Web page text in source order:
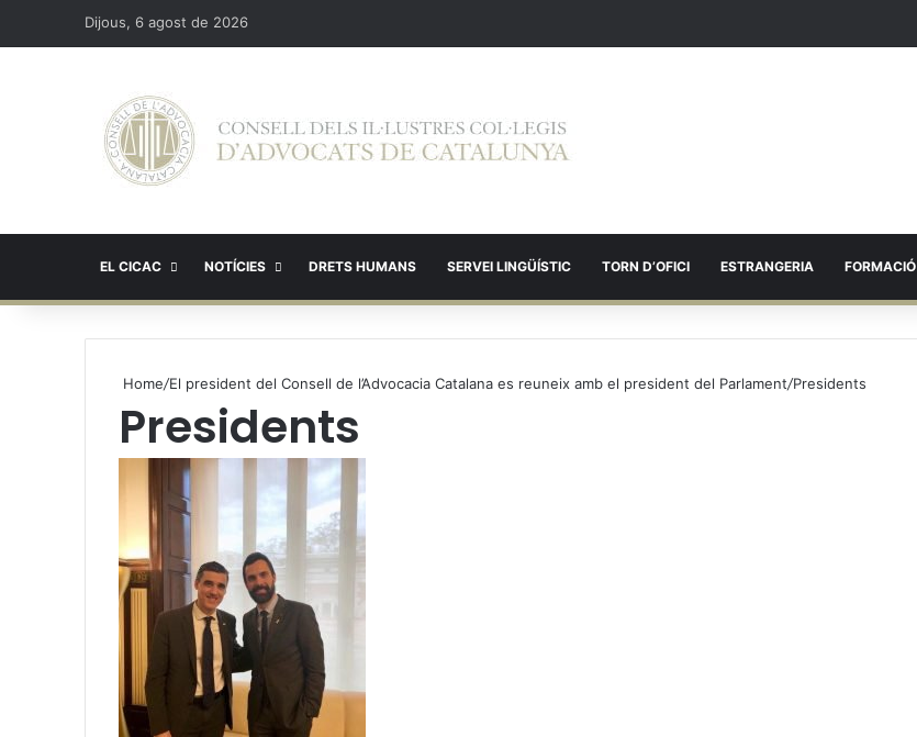
Dijous, 6 agost de 2026
EL CICAC NOTÍCIES DRETS HUMANS SERVEI LINGÜÍSTIC TORN D’OFICI ESTRANGERIA FORMACIÓ
Home/El president del Consell de l’Advocacia Catalana es reuneix amb el president del Parlament/Presidents
Presidents